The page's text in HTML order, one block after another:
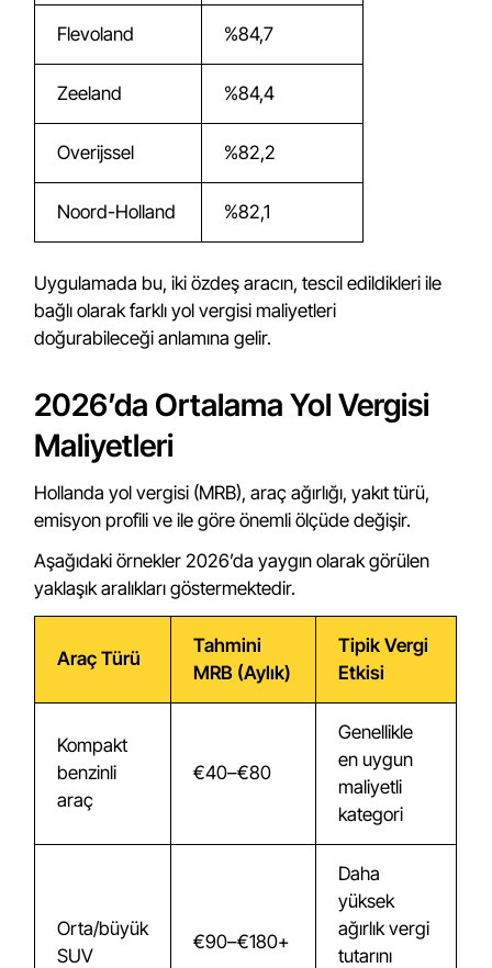
Flevoland %84,7
Zeeland %84,4
Overijssel %82,2
Noord-Holland %82,1
Uygulamada bu, iki özdeş aracın, tescil edildikleri ile
bağlı olarak farklı yol vergisi maliyetleri
doğurabileceği anlamına gelir.
2026’da Ortalama Yol Vergisi
Maliyetleri
Hollanda yol vergisi (MRB), araç ağırlığı, yakıt türü,
emisyon profili ve ile göre önemli ölçüde değişir.
Aşağıdaki örnekler 2026’da yaygın olarak görülen
yaklaşık aralıkları göstermektedir.
Araç Türü
Tahmini
MRB (Aylık)
Tipik Vergi
Etkisi
Kompakt
benzinli
araç
€40–€80
Genellikle
en uygun
maliyetli
kategori
Orta/büyük
SUV
€90–€180+
Daha
yüksek
ağırlık vergi
tutarını